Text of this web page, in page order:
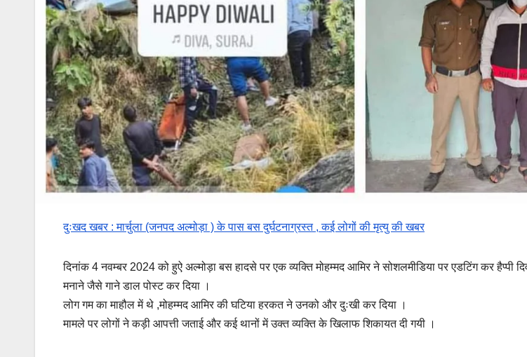
दुःखद खबर : मार्चुला (जनपद अल्मोड़ा ) के पास बस दुर्घटनाग्रस्त , कई लोगों की मृत्यु की खबर
दिनांक 4 नवम्बर 2024 को हुऐ अल्मोड़ा बस हादसे पर एक व्यक्ति मोहम्मद आमिर ने सोशलमीडिया पर एडटिंग कर हैप्पी
मनाने जैसे गाने डाल पोस्ट कर दिया ।
लोग गम का माहौल में थे ,मोहम्मद आमिर की घटिया हरकत ने उनको और दुःखी कर दिया ।
मामले पर लोगों ने कड़ी आपत्ती जताई और कई थानों में उक्त व्यक्ति के खिलाफ शिकायत दी गयी ।